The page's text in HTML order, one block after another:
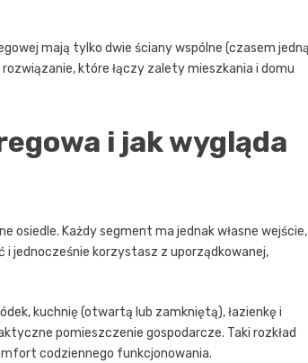
mają tylko dwie ściany wspólne (czasem
rozwiązanie, które łączy zalety mieszkania i domu
i jak wygląda
osiedle. Każdy segment ma jednak własne wejście,
i jednocześnie korzystasz z uporządkowanej,
kuchnię (otwartą lub zamkniętą), łazienkę i
pomieszczenie gospodarcze. Taki rozkład
codziennego funkcjonowania.